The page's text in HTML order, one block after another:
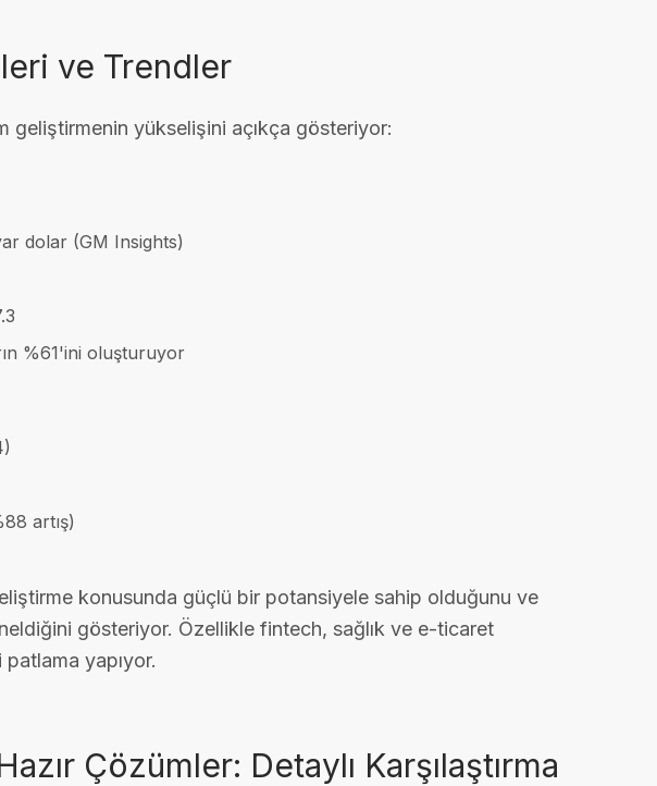
ve Trendler
geliştirmenin yükselişini açıkça gösteriyor:
dolar (GM Insights)
%61'ini oluşturuyor
artış)
konusunda güçlü bir potansiyele sahip olduğunu ve
gösteriyor. Özellikle fintech, sağlık ve e-ticaret
yapıyor.
Çözümler: Detaylı Karşılaştırma